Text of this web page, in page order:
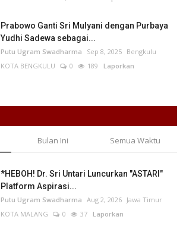
Prabowo Ganti Sri Mulyani dengan Purbaya
Yudhi Sadewa sebagai...
Putu Ugram Swadharma Sep 8, 2025 Bengkulu
KOTA BENGKULU
0 189 Laporkan
Bulan Ini Semua Waktu
*HEBOH! Dr. Sri Untari Luncurkan "ASTARI"
Platform Aspirasi...
Putu Ugram Swadharma Aug 2, 2026 Jawa Timur
KOTA MALANG
0 37 Laporkan